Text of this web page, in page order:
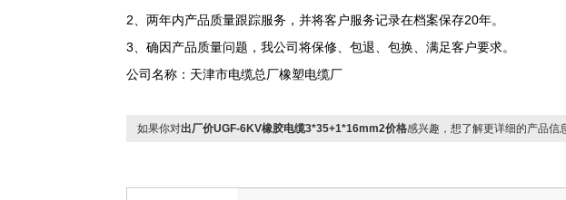
2、两年内产品质量跟踪服务，并将客户服务记录在档案保存20年。
3、确因产品质量问题，我公司将保修、包退、包换、满足客户要求。
公司名称：天津市电缆总厂橡塑电缆厂
如果你对出厂价UGF-6KV橡胶电缆3*35+1*16mm2价格感兴趣，想了解更详细的产品信